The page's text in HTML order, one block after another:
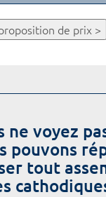
de prix >
ne voyez
pouvons
tout